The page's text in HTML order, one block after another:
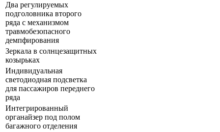
Два регулируемых
подголовника второго
ряда с механизмом
травмобезопасного
демпфирования
Зеркала в солнцезащитных
козырьках
Индивидуальная
светодиодная подсветка
для пассажиров переднего
ряда
Интегрированный
органайзер под полом
багажного отделения